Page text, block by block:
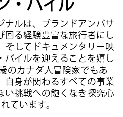
を登録する
Deutsch
・パイル
ナルは、ブランドアンバサ
回る経験豊富な旅行者にし
そしてドキュメンタリー映
パイルを迎えることを嬉し
のカナダ人冒険家でもあ
自身が関わるすべての事業
い挑戦への飽くなき探究心
ています。